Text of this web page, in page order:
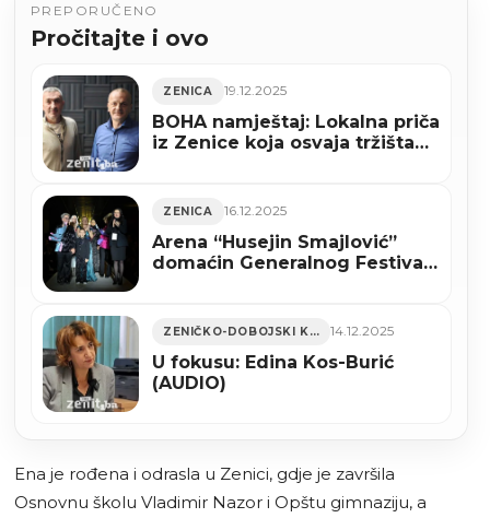
PREPORUČENO
Pročitajte i ovo
ZENICA 19.12.2025
BOHA namještaj: Lokalna priča
iz Zenice koja osvaja tržišta
ZENICA 16.12.2025
Arena “Husejin Smajlović”
domaćin Generalnog Festivala
međunarodne modne scene
ZENIČKO-DOBOJSKI KANTON 14.12.2025
U fokusu: Edina Kos-Burić
(AUDIO)
Ena je rođena i odrasla u Zenici, gdje je završila
Osnovnu školu Vladimir Nazor i Opštu gimnaziju, a